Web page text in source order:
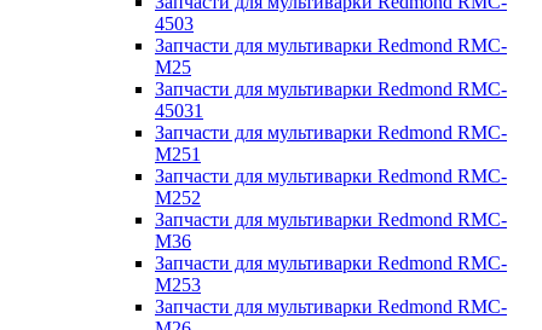
4503
Запчасти для мультиварки Redmond RMC-
M25
Запчасти для мультиварки Redmond RMC-
45031
Запчасти для мультиварки Redmond RMC-
M251
Запчасти для мультиварки Redmond RMC-
M252
Запчасти для мультиварки Redmond RMC-
M36
Запчасти для мультиварки Redmond RMC-
M253
Запчасти для мультиварки Redmond RMC-